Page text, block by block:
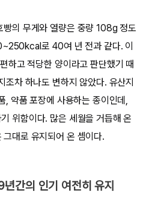
빵의 무게와 열량은 중량 108g 정도
로 40여 년 전과 같다. 이
하고 적당한 양이라고 판단했기 때
조차 하나도 변하지 않았다. 유산지
, 약품 포장에 사용하는 종이인데,
위함이다. 많은 세월을 거듭해 온
대로 유지되어 온 셈이다.
년간의 인기 여전히 유지